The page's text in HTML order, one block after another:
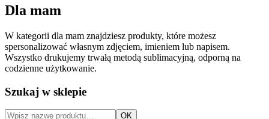
Dla mam
W kategorii dla mam znajdziesz produkty, które możesz
spersonalizować własnym zdjęciem, imieniem lub napisem.
Wszystko drukujemy trwałą metodą sublimacyjną, odporną na
codzienne użytkowanie.
Szukaj w sklepie
OK